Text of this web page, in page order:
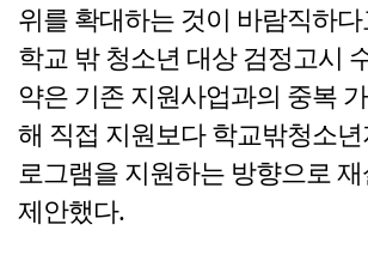
위를 확대하는 것이 바람직하
학교 밖 청소년 대상 검정고시
약은 기존 지원사업과의 중복
해 직접 지원보다 학교밖청소
로그램을 지원하는 방향으로
제안했다.